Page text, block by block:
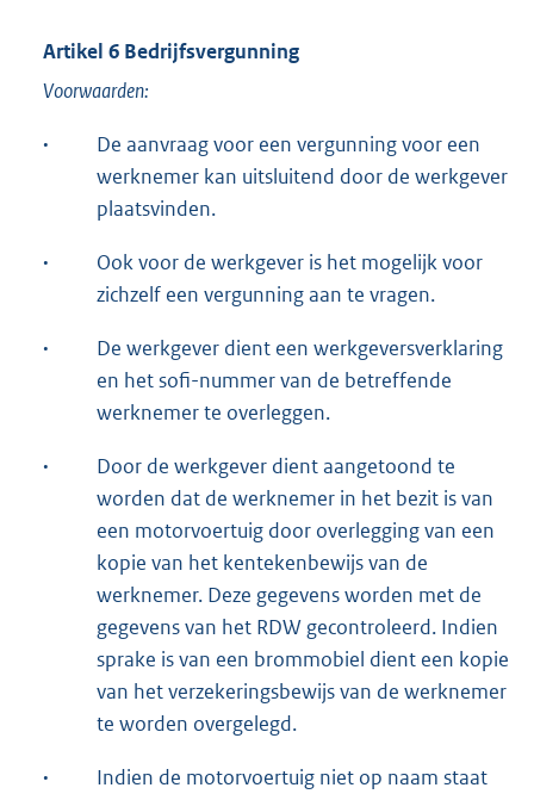
Artikel 6 Bedrijfsvergunning
Voorwaarden:
·
De aanvraag voor een vergunning voor een
werknemer kan uitsluitend door de werkgever
plaatsvinden.
·
Ook voor de werkgever is het mogelijk voor
zichzelf een vergunning aan te vragen.
·
De werkgever dient een werkgeversverklaring
en het sofi-nummer van de betreffende
werknemer te overleggen.
·
Door de werkgever dient aangetoond te
worden dat de werknemer in het bezit is van
een motorvoertuig door overlegging van een
kopie van het kentekenbewijs van de
werknemer. Deze gegevens worden met de
gegevens van het RDW gecontroleerd. Indien
sprake is van een brommobiel dient een kopie
van het verzekeringsbewijs van de werknemer
te worden overgelegd.
·
Indien de motorvoertuig niet op naam staat